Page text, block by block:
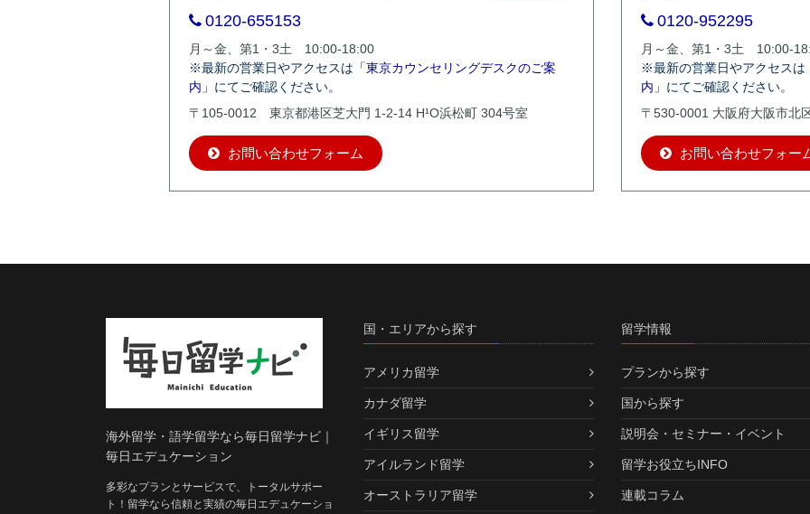
0120-655153
月～金、第1・3土 10:00-18:00
※最新の営業日やアクセスは 「東京カウンセリングデスクのご案
内」 にてご確認ください。
〒105-0012 東京都港区芝大門 1-2-14 H¹O浜松町 304号室
お問い合わせフォーム
0120-952295
月～金、第1・3土 10:00-
※最新の営業日やアクセスは
内」 にてご確認ください。
〒530-0001 大阪府大阪市
お問い合わせフォー
海外留学・語学留学なら毎日留学ナビ｜
毎日エデュケーション
多彩なプランとサービスで、トータルサポー
ト！留学なら信頼と実績の毎日エデュケーショ
国・エリアから探す
アメリカ留学
カナダ留学
イギリス留学
アイルランド留学
オーストラリア留学
留学情報
プランから探す
国から探す
説明会・セミナー・イベント
留学お役立ちINFO
連載コラム